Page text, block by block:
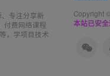
专注分享新
付费网络课程
，学项目技术
Copyright
本站已安